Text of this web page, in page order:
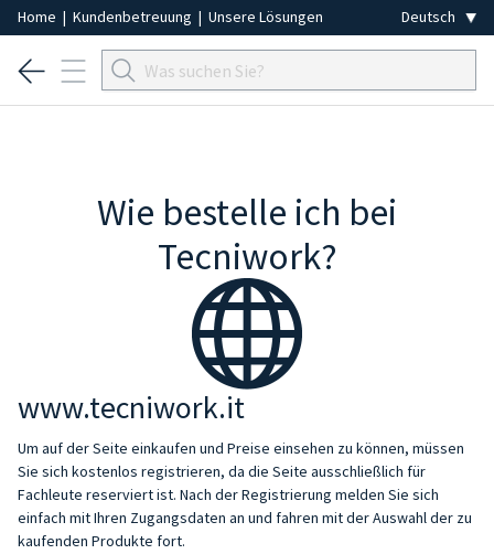
Home | Kundenbetreuung | Unsere Lösungen
Wie bestelle ich bei
Tecniwork?
www.tecniwork.it
Um auf der Seite einkaufen und Preise einsehen zu können, müssen
Sie sich kostenlos registrieren, da die Seite ausschließlich für
Fachleute reserviert ist. Nach der Registrierung melden Sie sich
einfach mit Ihren Zugangsdaten an und fahren mit der Auswahl der zu
kaufenden Produkte fort.